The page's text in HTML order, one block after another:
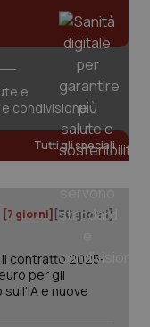
e
condivisione
Tutti gli speciali
[7 giorni] [30 giorni]
il contratto 2025-
per gli
e nuove
2